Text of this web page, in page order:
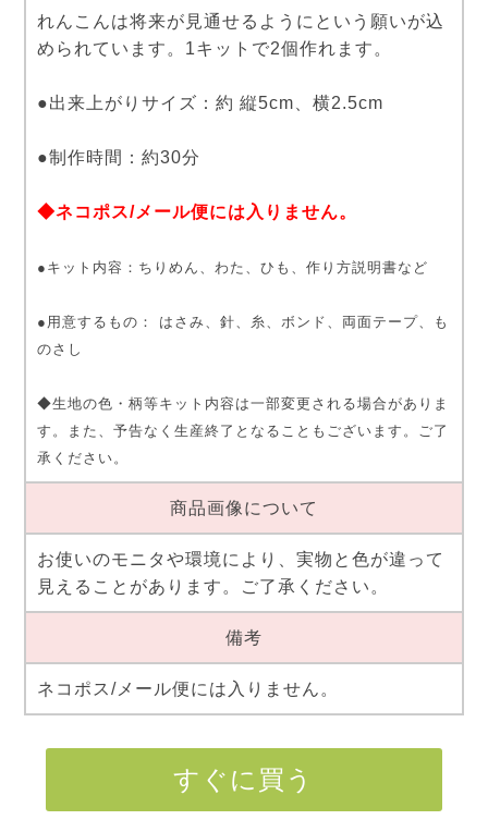
れんこんは将来が見通せるようにという願いが込
められています。1キットで2個作れます。
●出来上がりサイズ：約 縦5cm、横2.5cm
●制作時間：約30分
◆ネコポス/メール便には入りません。
●キット内容：ちりめん、わた、ひも、作り方説明書など
●用意するもの： はさみ、針、糸、ボンド、両面テープ、も
のさし
◆生地の色・柄等キット内容は一部変更される場合がありま
す。また、予告なく生産終了となることもございます。ご了
承ください。
商品画像について
お使いのモニタや環境により、実物と色が違って
見えることがあります。ご了承ください。
備考
ネコポス/メール便には入りません。
すぐに買う